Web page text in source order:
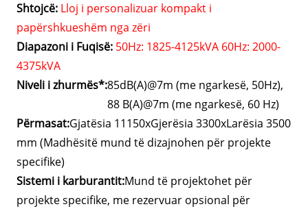
Shtojcë: Lloj i personalizuar kompakt i
papërshkueshëm nga zëri
Diapazoni i Fuqisë: 50Hz: 1825-4125kVA 60Hz: 2000-
4375kVA
Niveli i zhurmës*:85dB(A)@7m (me ngarkesë, 50Hz),
88 B(A)@7m (me ngarkesë, 60 Hz)
Përmasat:Gjatësia 11150xGjerësia 3300xLarësia 3500
mm (Madhësitë mund të dizajnohen për projekte
specifike)
Sistemi i karburantit:Mund të projektohet për
projekte specifike, me rezervuar opsional për